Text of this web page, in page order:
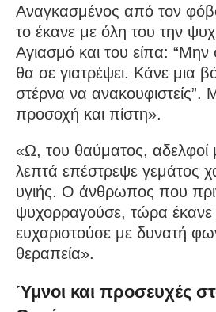
Αναγκασμένος από τον
το έκανε με όλη του την
Αγιασμό και του είπα: “Μην
θα σε γιατρέψει. Κάνε μια
στέρνα να ανακουφιστείς”.
προσοχή και πίστη».
«Ω, του θαύματος,
λεπτά επέστρεψε γεμάτος
υγιής. Ο άνθρωπος που
ψυχορραγούσε, τώρα έκανε
ευχαριστούσε με δυνατή
θεραπεία».
Ύμνοι και προσευχές